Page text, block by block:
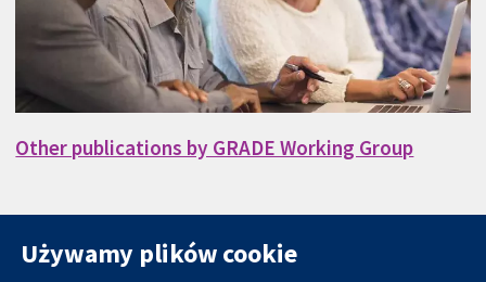
Other publications by GRADE Working Group
Używamy plików cookie